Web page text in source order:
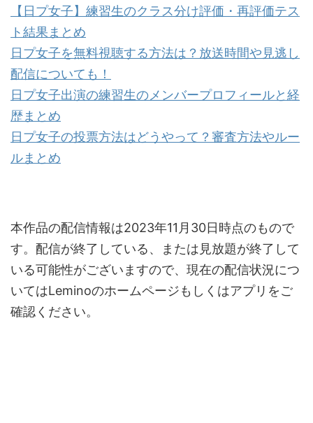
【日プ女子】練習生のクラス分け評価・再評価テス
ト結果まとめ
日プ女子を無料視聴する方法は？放送時間や見逃し
配信についても！
日プ女子出演の練習生のメンバープロフィールと経
歴まとめ
日プ女子の投票方法はどうやって？審査方法やルー
ルまとめ
本作品の配信情報は2023年11月30日時点のもので
す。配信が終了している、または見放題が終了して
いる可能性がございますので、現在の配信状況につ
いてはLeminoのホームページもしくはアプリをご
確認ください。